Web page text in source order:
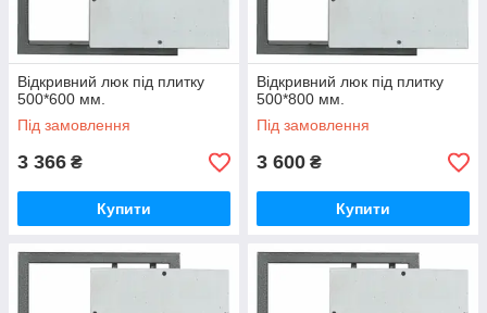
Відкривний люк під плитку
500*600 мм.
Під замовлення
3 366 ₴
Купити
Відкривний люк під плитку
500*800 мм.
Під замовлення
3 600 ₴
Купити